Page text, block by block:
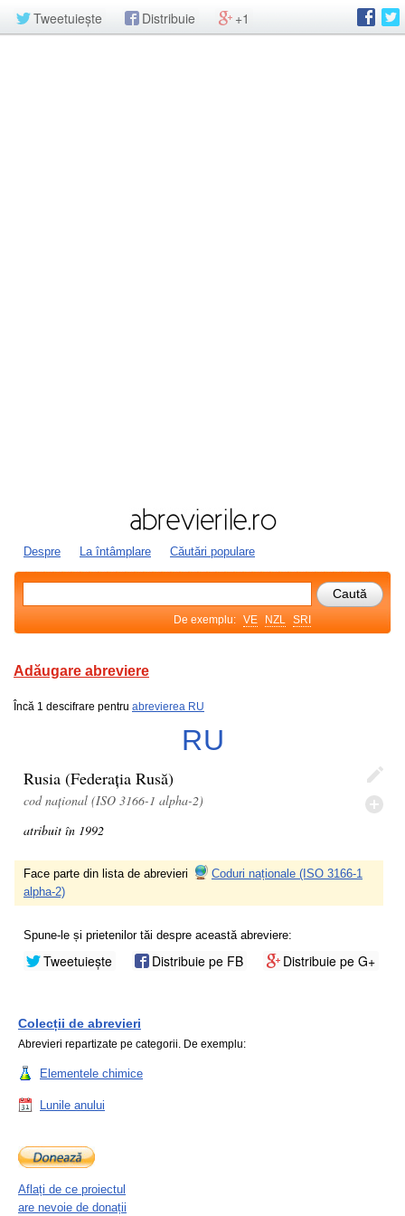
Tweetuiește Distribuie +1
Despre La întâmplare Căutări populare
De exemplu: VE NZL SRI
Adăugare abreviere
Încă 1 descifrare pentru abrevierea RU
RU
Rusia (Federația Rusă)
cod național (ISO 3166-1 alpha-2)
atribuit în 1992
Face parte din lista de abrevieri
Coduri naționale (ISO 3166-1
alpha-2)
Spune-le și prietenilor tăi despre această abreviere:
Tweetuiește Distribuie pe FB Distribuie pe G+
Colecții de abrevieri
Abrevieri repartizate pe categorii. De exemplu:
Elementele chimice
Lunile anului
Aflați de ce proiectul
are nevoie de donații